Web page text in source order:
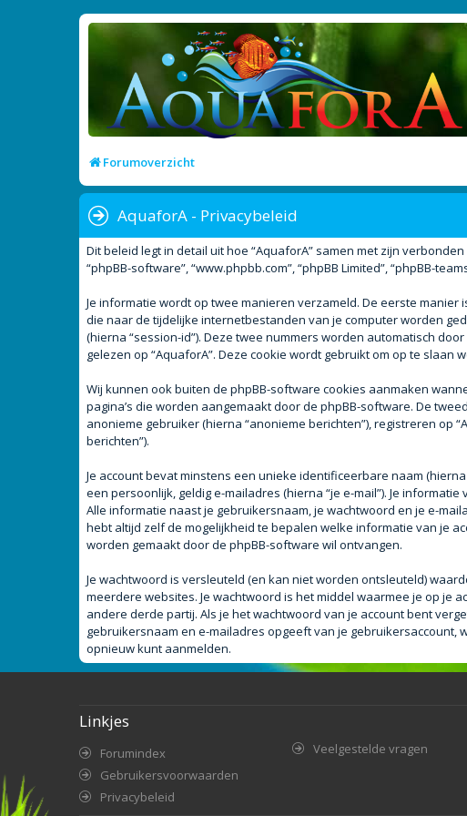
Forumoverzicht
AquaforA - Privacybeleid
Dit beleid legt in detail uit hoe “AquaforA” samen met zijn verbonden
“phpBB-software”, “www.phpbb.com”, “phpBB Limited”, “phpBB-
Je informatie wordt op twee manieren verzameld. De eerste
die naar de tijdelijke internetbestanden van je computer worden
(hierna “session-id”). Deze twee nummers worden automatisch
gelezen op “AquaforA”. Deze cookie wordt gebruikt om op te
Wij kunnen ook buiten de phpBB-software cookies aanmaken
pagina’s die worden aangemaakt door de phpBB-software. De
anonieme gebruiker (hierna “anonieme berichten”), registreren op
berichten”).
Je account bevat minstens een unieke identificeerbare naam
een persoonlijk, geldig e-mailadres (hierna “je e-mail”). Je
Alle informatie naast je gebruikersnaam, je wachtwoord en je e-
hebt altijd zelf de mogelijkheid te bepalen welke informatie van je
worden gemaakt door de phpBB-software wil ontvangen.
Je wachtwoord is versleuteld (en kan niet worden ontsleuteld)
meerdere websites. Je wachtwoord is het middel waarmee je op je
andere derde partij. Als je het wachtwoord van je account bent
gebruikersnaam en e-mailadres opgeeft van je
opnieuw kunt aanmelden.
Linkjes
Forumindex
Gebruikersvoorwaarden
Privacybeleid
Veelgestelde vragen